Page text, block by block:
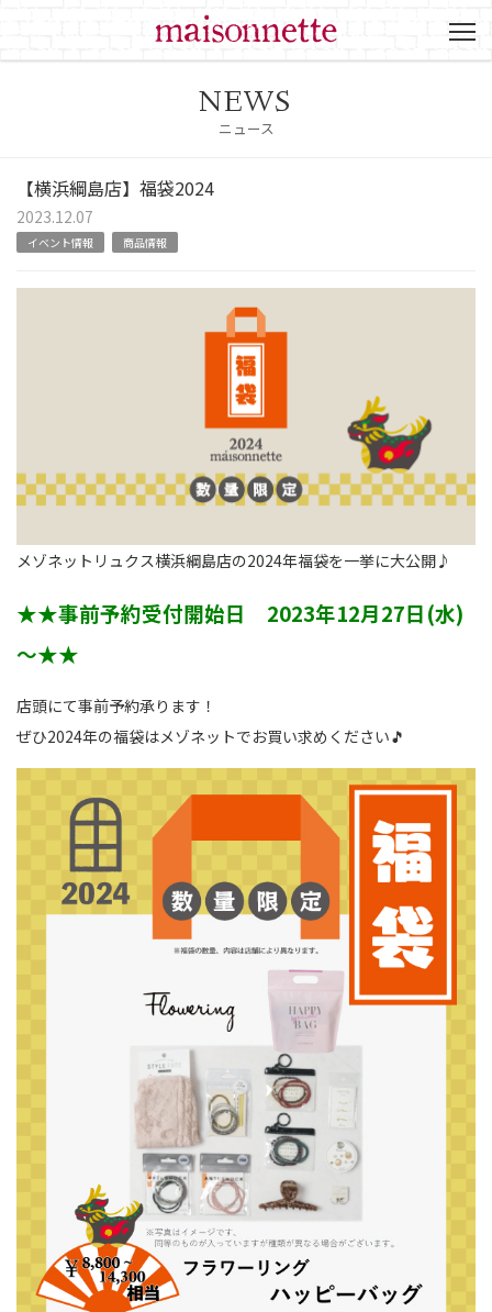
NEWS
ニュース
【横浜綱島店】福袋2024
2023.12.07
イベント情報 商品情報
メゾネットリュクス横浜綱島店の2024年福袋を一挙に大公開♪
★★事前予約受付開始日 2023年12月27日(水)
～★★
店頭にて事前予約承ります！
ぜひ2024年の福袋はメゾネットでお買い求めください🎵